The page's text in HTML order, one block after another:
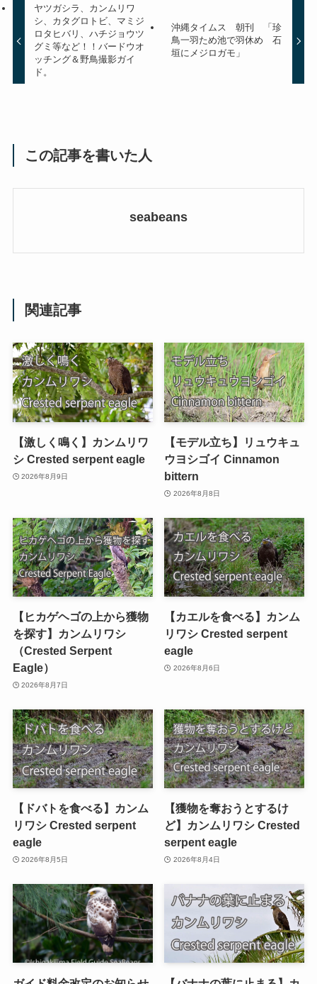
ヤツガシラ、カンムリワ
シ、カタグロトビ、マミジ
ロタヒバリ、ハチジョウツ
グミ等など！！バードウオ
ッチング＆野鳥撮影ガイ
ド。
沖縄タイムス 朝刊 「珍
鳥一羽ため池で羽休め 石
垣にメジロガモ」
この記事を書いた人
seabeans
関連記事
【激しく鳴く】カンムリワ
シ Crested serpent eagle
2026年8月9日
【モデル立ち】リュウキュ
ウヨシゴイ Cinnamon
bittern
2026年8月8日
【ヒカゲヘゴの上から獲物
を探す】カンムリワシ
（Crested Serpent
Eagle）
2026年8月7日
【カエルを食べる】カンム
リワシ Crested serpent
eagle
2026年8月6日
【ドバトを食べる】カンム
リワシ Crested serpent
eagle
2026年8月5日
【獲物を奪おうとするけ
ど】カンムリワシ Crested
serpent eagle
2026年8月4日